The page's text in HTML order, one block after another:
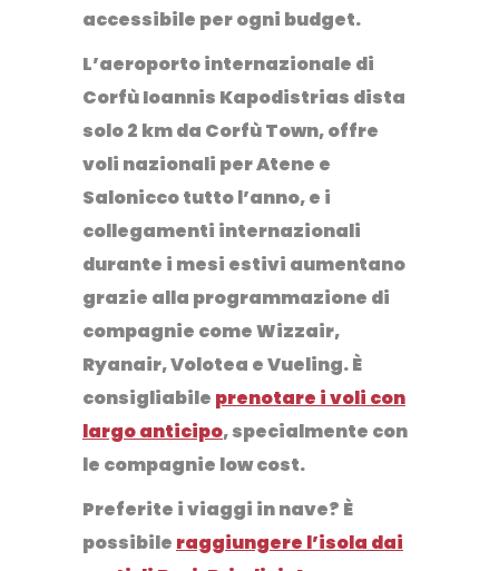
accessibile per ogni budget.
L’aeroporto internazionale di
Corfù Ioannis Kapodistrias dista
solo 2 km da Corfù Town, offre
voli nazionali per Atene e
Salonicco tutto l’anno, e i
collegamenti internazionali
durante i mesi estivi aumentano
grazie alla programmazione di
compagnie comeWizzair,
Ryanair, Volotea e Vueling. È
consigliabile prenotare i voli con
largo anticipo, specialmente con
le compagnie low cost.
Preferite i viaggi in nave? È
possibile raggiungere l’isola dai